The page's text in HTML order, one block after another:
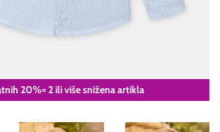
20%= 2 ili više snižena artikla